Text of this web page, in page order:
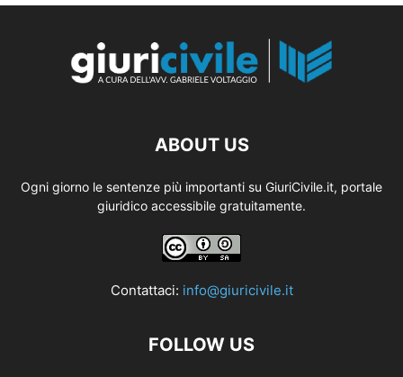
ABOUT US
Ogni giorno le sentenze più importanti su GiuriCivile.it, portale
giuridico accessibile gratuitamente.
Contattaci: info@giuricivile.it
FOLLOW US